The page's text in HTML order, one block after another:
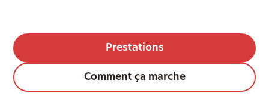
Prestations
Comment ça marche